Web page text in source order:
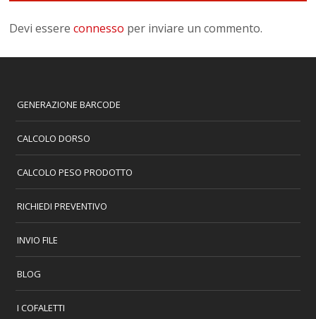
Devi essereconnesso per inviare un commento.
GENERAZIONE BARCODE
CALCOLO DORSO
CALCOLO PESO PRODOTTO
RICHIEDI PREVENTIVO
INVIO FILE
BLOG
I COFALETTI